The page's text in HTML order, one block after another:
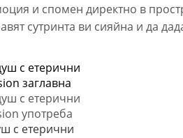
и спомен директно в
сутринта ви сияйна и да
с етерични